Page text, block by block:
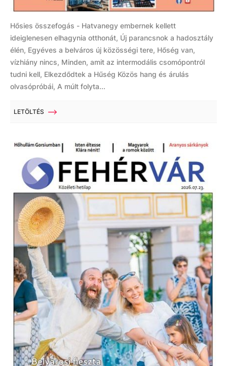
Hősies összefogás - Hatvanegy embernek kellett
ideiglenesen elhagynia otthonát, Új parancsnok a hadosztály
élén, Egyéves a belváros új közösségi tere, Hőség van,
vízhiány nincs, Minden, amit az intermodális csomópontról
tudni kell, Elkezdődtek a Hűség Közös hang és árulás
olvasópróbái, A múlt folyta...
LETÖLTÉS